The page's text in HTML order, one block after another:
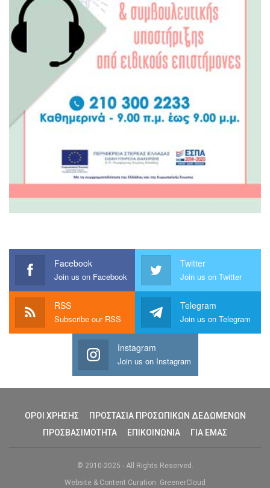
Facebook
Join us on Facebook
Twitter
Join us on Twitter
RSS
Subscribe our RSS
Telegram
Join us on Telegram
Instagram
Join us on Instagram
ΟΡΟΙ ΧΡΗΣΗΣ
ΠΡΟΣΤΑΣΙΑ ΠΡΟΣΩΠΙΚΩΝ ΔΕΔΩΜΕΝΩΝ
ΠΡΟΣΒΑΣΙΜΟΤΗΤΑ
ΕΠΙΚΟΙΝΩΝΙΑ ΓΙΑ ΕΜΑΣ
© 2010-2025 - All Rights Reserved.
Website & Content Curation: GreenerCloud